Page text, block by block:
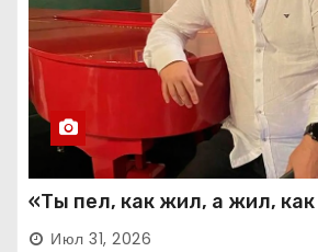
«Ты пел, как жил, а жил,
Июл 31, 2026